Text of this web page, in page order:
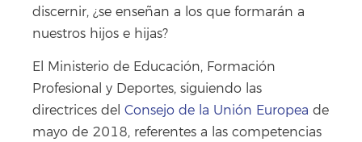
discernir, ¿se enseñan a los que formarán a
nuestros hijos e hijas?
El Ministerio de Educación, Formación
Profesional y Deportes, siguiendo las
directrices del Consejo de la Unión Europea de
mayo de 2018, referentes a las competencias